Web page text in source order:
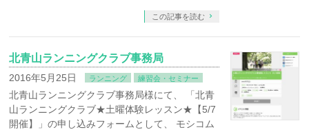
この記事を読む
北青山ランニングクラブ事務局
2016年5月25日 ランニング 練習会・セミナー
北青山ランニングクラブ事務局様にて、 「北青
山ランニングクラブ★土曜体験レッスン★【5/7
開催】」の申し込みフォームとして、 モシコム